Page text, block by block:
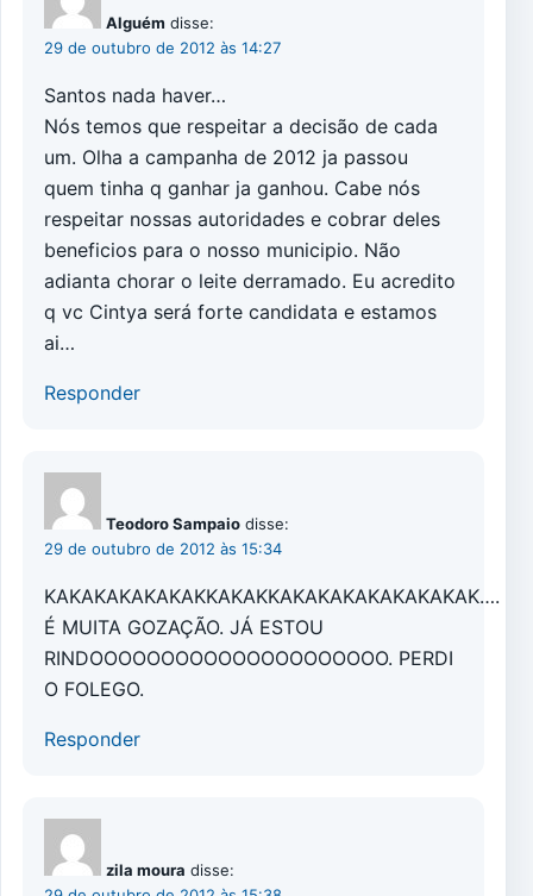
Alguém disse:
29 de outubro de 2012 às 14:27
Santos nada haver…
Nós temos que respeitar a decisão de cada
um. Olha a campanha de 2012 ja passou
quem tinha q ganhar ja ganhou. Cabe nós
respeitar nossas autoridades e cobrar deles
beneficios para o nosso municipio. Não
adianta chorar o leite derramado. Eu acredito
q vc Cintya será forte candidata e estamos
ai…
Responder
Teodoro Sampaio disse:
29 de outubro de 2012 às 15:34
KAKAKAKAKAKAKKAKAKKAKAKAKAKAKAKAKAK….
É MUITA GOZAÇÃO. JÁ ESTOU
RINDOOOOOOOOOOOOOOOOOOOOO. PERDI
O FOLEGO.
Responder
zila moura disse: